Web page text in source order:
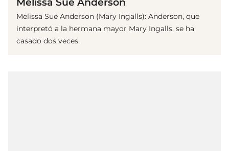
Melissa Sue Anderson (Mary Ingalls): Anderson, que
interpretó a la hermana mayor Mary Ingalls, se ha
casado dos veces.